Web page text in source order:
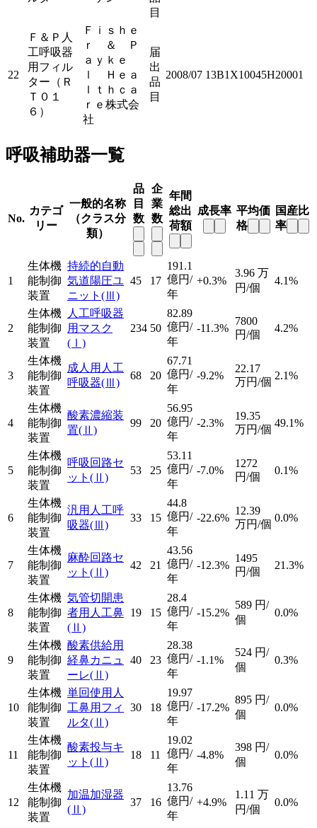
目
22
Ｆ＆Ｐ人
工呼吸器
用フィル
ター（Ｒ
Ｔ０１
６）
Ｆｉｓｈｅ
ｒ ＆ Ｐ
ａｙｋｅ
ｌ Ｈｅａ
ｌｔｈｃａ
ｒｅ株式会
社
届
出
品
目
2008/07 13B1X10045H20001
呼吸補助器一覧
No.
カテゴ
リー
一般的名称
（クラス分
類）
品
目
数
企
業
数
年間
総出
荷額
成長率 平均価
格
国産比
率
1
生体機
能制御
装置
持続的自動
気道陽圧ユ
ニット (Ⅲ)
45 17
191.1
億円/
年
+0.3%
3.96 万
円/個
4.1%
2
生体機
能制御
装置
人工呼吸器
用マスク
(Ⅰ)
234 50
82.89
億円/
年
-11.3%
7800
円/個
4.2%
3
生体機
能制御
装置
成人用人工
呼吸器(Ⅲ)
68 20
67.71
億円/
年
-9.2%
22.17
万円/個
2.1%
4
生体機
能制御
装置
酸素濃縮装
置(Ⅱ)
99 20
56.95
億円/
年
-2.3%
19.35
万円/個
49.1%
5
生体機
能制御
装置
呼吸回路セ
ット (Ⅱ)
53 25
53.11
億円/
年
-7.0%
1272
円/個
0.1%
6
生体機
能制御
装置
汎用人工呼
吸器(Ⅲ)
33 15
44.8
億円/
年
-22.6%
12.39
万円/個
0.0%
7
生体機
能制御
装置
麻酔回路セ
ット (Ⅱ)
42 21
43.56
億円/
年
-12.3%
1495
円/個
21.3%
8
生体機
能制御
装置
気管切開患
者用人工鼻
(Ⅱ)
19 15
28.4
億円/
年
-15.2%
589 円/
個
0.0%
9
生体機
能制御
装置
酸素供給用
経鼻カニュ
ーレ(Ⅱ)
40 23
28.38
億円/
年
-1.1%
524 円/
個
0.3%
10
生体機
能制御
装置
単回使用人
工鼻用フィ
ルタ(Ⅱ)
30 18
19.97
億円/
年
-17.2%
895 円/
個
0.0%
11
生体機
能制御
装置
酸素投与キ
ット (Ⅱ)
18 11
19.02
億円/
年
-4.8%
398 円/
個
0.0%
12
生体機
能制御
装置
加温加湿器
(Ⅱ)
37 16
13.76
億円/
年
+4.9%
1.11 万
円/個
0.0%